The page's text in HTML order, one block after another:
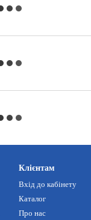
Клієнтам
Вхід до кабінету
Каталог
Про нас